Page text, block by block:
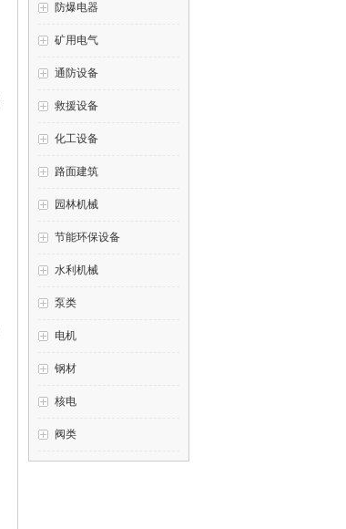
防爆电器
矿用电气
通防设备
救援设备
化工设备
路面建筑
园林机械
节能环保设备
水利机械
泵类
电机
钢材
核电
阀类